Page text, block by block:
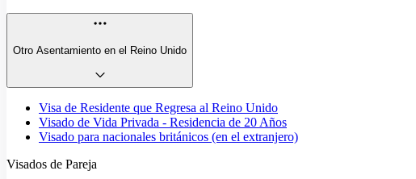
Otro Asentamiento en el Reino Unido
Visa de Residente que Regresa al Reino Unido
Visado de Vida Privada - Residencia de 20 Años
Visado para nacionales británicos (en el extranjero)
Visados de Pareja